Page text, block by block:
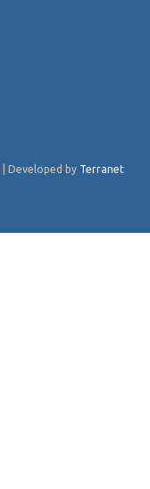
| Developed by Terranet